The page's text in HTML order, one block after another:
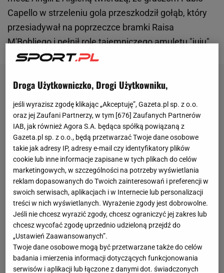
Capello w strzeleniu gola przeszkodził gołąb, który
przesiadywał na poprzeczce bramki Raisa
M'Bohliego i pełnił rolę tajemniczego amuletu "juju".
Droga Użytkowniczko, Drogi Użytkowniku,
jeśli wyrazisz zgodę klikając „Akceptuję”, Gazeta.pl sp. z o.o.
oraz jej Zaufani Partnerzy, w tym [676] Zaufanych Partnerów
IAB, jak również Agora S.A. będąca spółką powiązaną z
Gazeta.pl sp. z o.o., będą przetwarzać Twoje dane osobowe
takie jak adresy IP, adresy e-mail czy identyfikatory plików
cookie lub inne informacje zapisane w tych plikach do celów
marketingowych, w szczególności na potrzeby wyświetlania
reklam dopasowanych do Twoich zainteresowań i preferencji w
swoich serwisach, aplikacjach i w Internecie lub personalizacji
treści w nich wyświetlanych. Wyrażenie zgody jest dobrowolne.
Jeśli nie chcesz wyrazić zgody, chcesz ograniczyć jej zakres lub
chcesz wycofać zgodę uprzednio udzieloną przejdź do
„Ustawień Zaawansowanych”.
Twoje dane osobowe mogą być przetwarzane także do celów
badania i mierzenia informacji dotyczących funkcjonowania
serwisów i aplikacji lub łączone z danymi dot. świadczonych